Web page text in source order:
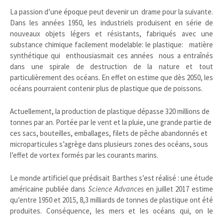
La passion d’une époque peut devenir un drame pour la suivante.
Dans les années 1950, les industriels produisent en série de
nouveaux objets légers et résistants, fabriqués avec une
substance chimique facilement modelable: le plastique: matière
synthétique qui enthousiasmait ces années nous a entraînés
dans une spirale de destruction de la nature et tout
particulièrement des océans. En effet on estime que dès 2050, les
océans pourraient contenir plus de plastique que de poissons.
Actuellement, la production de plastique dépasse 320 millions de
tonnes par an. Portée par le vent et la pluie, une grande partie de
ces sacs, bouteilles, emballages, filets de pêche abandonnés et
microparticules s’agrège dans plusieurs zones des océans, sous
l’effet de vortex formés par les courants marins.
Le monde artificiel que prédisait Barthes s’est réalisé : une étude
américaine publiée dans Science Advancesen juillet 2017 estime
qu’entre 1950 et 2015, 8,3 milliards de tonnes de plastique ont été
produites. Conséquence, les mers et les océans qui, on le